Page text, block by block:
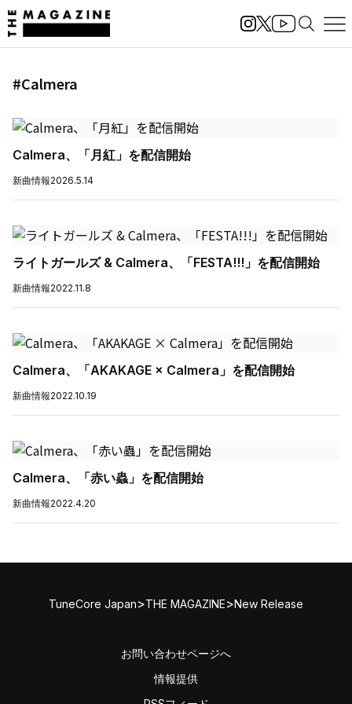
#Calmera
Calmera、「月紅」を配信開始
新曲情報2026.5.14
ライトガールズ & Calmera、「FESTA!!!」を配信開始
新曲情報2022.11.8
Calmera、「AKAKAGE × Calmera」を配信開始
新曲情報2022.10.19
Calmera、「赤い蟲」を配信開始
新曲情報2022.4.20
TuneCore Japan>THE MAGAZINE>New Release
お問い合わせページへ
情報提供